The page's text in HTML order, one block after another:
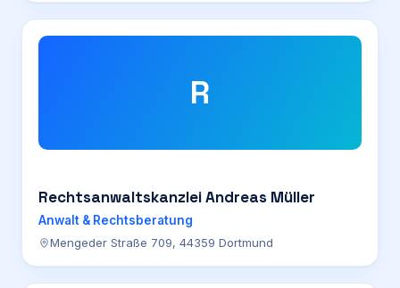
R
Rechtsanwaltskanzlei Andreas Müller
Anwalt & Rechtsberatung
Mengeder Straße 709, 44359 Dortmund